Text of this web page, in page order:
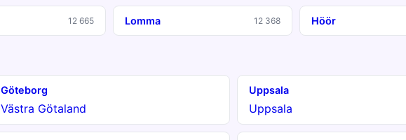
12 665 Lomma 12 368 Höör
Göteborg
Västra Götaland
Uppsala
Uppsala